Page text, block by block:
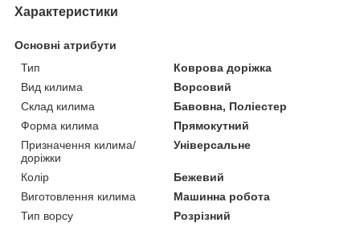
Характеристики
Основні атрибути
Тип
Коврова доріжка
Вид килима
Ворсовий
Склад килима
Бавовна, Поліестер
Форма килима
Прямокутний
Призначення килима/
доріжки
Універсальне
Колір
Бежевий
Виготовлення килима
Машинна робота
Тип ворсу
Розрізний